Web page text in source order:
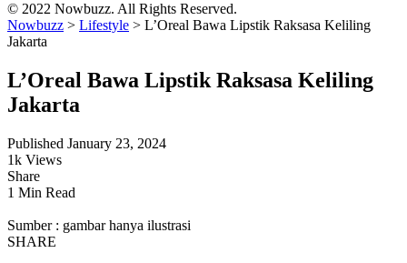
© 2022 Nowbuzz. All Rights Reserved.
Nowbuzz > Lifestyle > L’Oreal Bawa Lipstik Raksasa Keliling
Jakarta
L’Oreal Bawa Lipstik Raksasa Keliling
Jakarta
Published January 23, 2024
1k Views
Share
1 Min Read
Sumber : gambar hanya ilustrasi
SHARE